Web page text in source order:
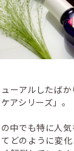
ーアルしたば
アシリーズ」。
中でも特に人
どのように変